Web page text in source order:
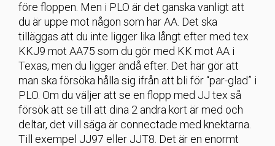
före floppen. Men i PLO är det ganska vanligt att
du är uppe mot någon som har AA. Det ska
tilläggas att du inte ligger lika långt efter med tex
KKJ9 mot AA75 som du gör med KK mot AA i
Texas, men du ligger ändå efter. Det här gör att
man ska försöka hålla sig ifrån att bli för “par-glad” i
PLO. Om du väljer att se en flopp med JJ tex så
försök att se till att dina 2 andra kort är med och
deltar, det vill säga är connectade med knektarna.
Till exempel JJ97 eller JJT8. Det är en enormt